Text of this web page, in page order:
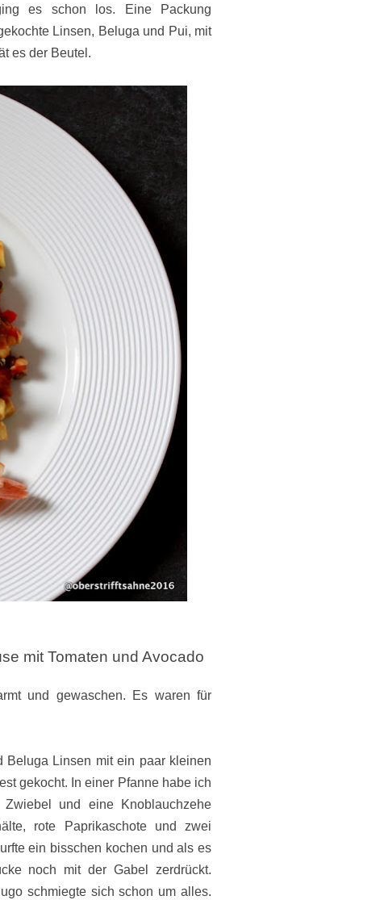
es schon los. Eine Packung
Linsen, Beluga und Pui, mit
es der Beutel.
mit Tomaten und Avocado
und gewaschen. Es waren für
Beluga Linsen mit ein paar kleinen
gekocht. In einer Pfanne habe ich
und eine Knoblauchzehe
rote Paprikaschote und zwei
ein bisschen kochen und als es
noch mit der Gabel zerdrückt.
schmiegte sich schon um alles.